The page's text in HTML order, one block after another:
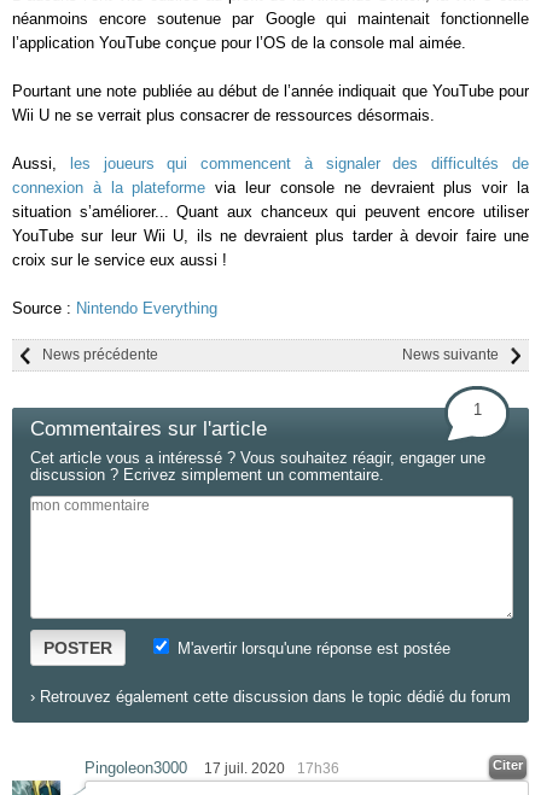
néanmoins encore soutenue par Google qui maintenait fonctionnelle
l’application YouTube conçue pour l’OS de la console mal aimée.
Pourtant une note publiée au début de l’année indiquait que YouTube pour
Wii U ne se verrait plus consacrer de ressources désormais.
Aussi,
les joueurs qui commencent à signaler des difficultés de
connexion à la plateforme via leur console ne devraient plus voir la
situation s’améliorer... Quant aux chanceux qui peuvent encore utiliser
YouTube sur leur Wii U, ils ne devraient plus tarder à devoir faire une
croix sur le service eux aussi !
Source : Nintendo Everything
News suivante
News précédente
Commentaires sur l'article
1
Cet article vous a intéressé ? Vous souhaitez réagir, engager une
discussion ? Ecrivez simplement un commentaire.
POSTER M'avertir lorsqu'une réponse est postée
› Retrouvez également cette discussion dans le topic dédié du forum
Pingoleon3000 17 juil. 2020 17h36 Citer